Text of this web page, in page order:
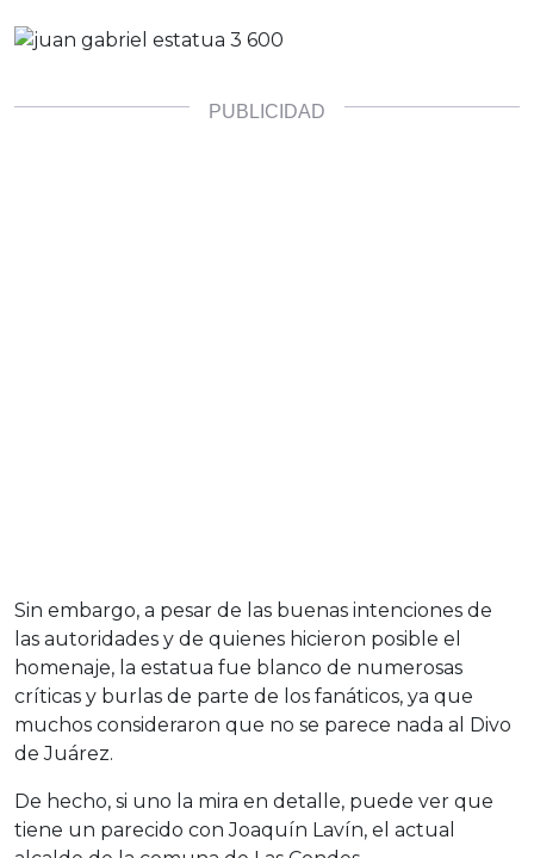
Sin embargo, a pesar de las buenas intenciones de
las autoridades y de quienes hicieron posible el
homenaje, la estatua fue blanco de numerosas
críticas y burlas de parte de los fanáticos, ya que
muchos consideraron que no se parece nada al Divo
de Juárez.
De hecho, si uno la mira en detalle, puede ver que
tiene un parecido con Joaquín Lavín, el actual